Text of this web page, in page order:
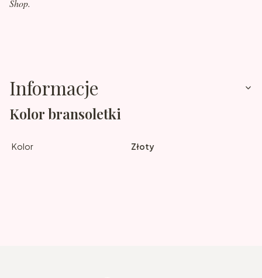
Shop.
Informacje
Kolor bransoletki
Kolor Złoty